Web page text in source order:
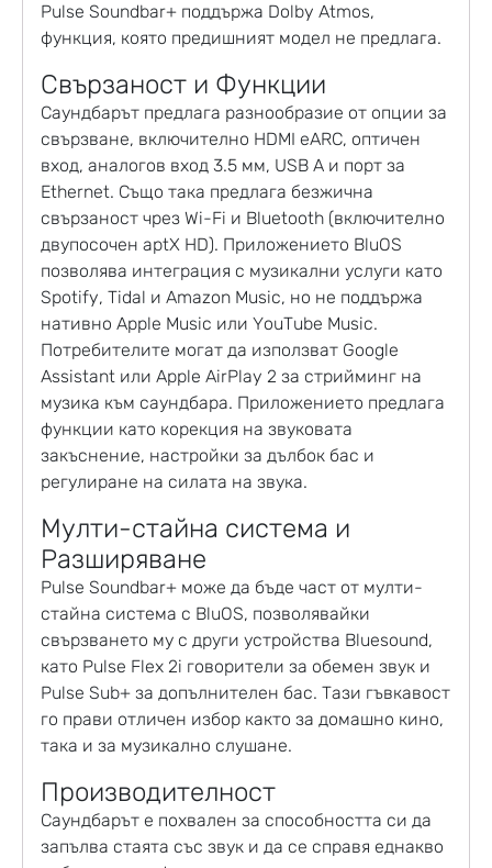
Pulse Soundbar+ поддържа Dolby Atmos,
функция, която предишният модел не предлага.
Свързаност и Функции
Саундбарът предлага разнообразие от опции за
свързване, включително HDMI eARC, оптичен
вход, аналогов вход 3.5 мм, USB A и порт за
Ethernet. Също така предлага безжична
свързаност чрез Wi-Fi и Bluetooth (включително
двупосочен aptX HD). Приложението BluOS
позволява интеграция с музикални услуги като
Spotify, Tidal и Amazon Music, но не поддържа
нативно Apple Music или YouTube Music.
Потребителите могат да използват Google
Assistant или Apple AirPlay 2 за стрийминг на
музика към саундбара. Приложението предлага
функции като корекция на звуковата
закъснение, настройки за дълбок бас и
регулиране на силата на звука.
Мулти-стайна система и
Разширяване
Pulse Soundbar+ може да бъде част от мулти-
стайна система с BluOS, позволявайки
свързването му с други устройства Bluesound,
като Pulse Flex 2i говорители за обемен звук и
Pulse Sub+ за допълнителен бас. Тази гъвкавост
го прави отличен избор както за домашно кино,
така и за музикално слушане.
Производителност
Саундбарът е похвален за способността си да
запълва стаята със звук и да се справя еднакво